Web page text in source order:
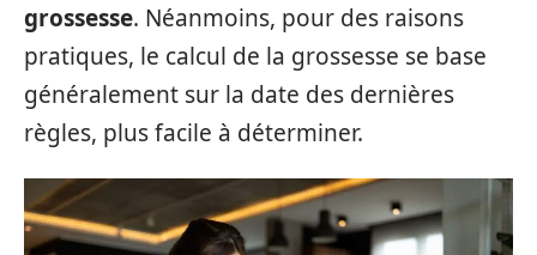
grossesse. Néanmoins, pour des raisons
pratiques, le calcul de la grossesse se base
généralement sur la date des dernières
règles, plus facile à déterminer.